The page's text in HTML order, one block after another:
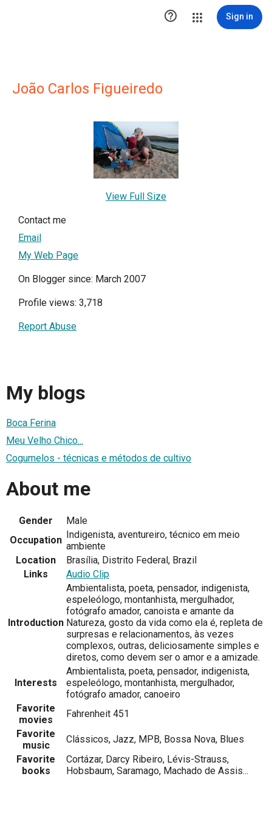
 Sign in
João Carlos Figueiredo
View Full Size
Contact me
Email
My Web Page
On Blogger since: March 2007
Profile views: 3,718
Report Abuse
My blogs
Boca Ferina
Meu Velho Chico...
Cogumelos - técnicas e métodos de cultivo
About me
Gender
Male
Occupation
Indigenista, aventureiro, técnico em meio
ambiente
Location
Brasília, Distrito Federal, Brazil
Links
Audio Clip
Introduction
Ambientalista, poeta, pensador, indigenista,
espeleólogo, montanhista, mergulhador,
fotógrafo amador, canoista e amante da
Natureza, gosto da vida como ela é, repleta de
surpresas e relacionamentos, às vezes
complexos, outras, deliciosamente simples e
diretos, como devem ser o amor e a amizade.
Interests
Ambientalista, poeta, pensador, indigenista,
espeleólogo, montanhista, mergulhador,
fotógrafo amador, canoeiro
Favorite
movies
Fahrenheit 451
Favorite
music
Clássicos, Jazz, MPB, Bossa Nova, Blues
Favorite
books
Cortázar, Darcy Ribeiro, Lévis-Strauss,
Hobsbaum, Saramago, Machado de Assis...